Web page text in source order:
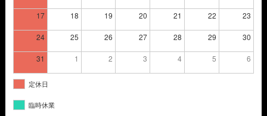
17 18 19 20 21 22 23
24 25 26 27 28 29 30
31 1 2 3 4 5 6
定休日
臨時休業